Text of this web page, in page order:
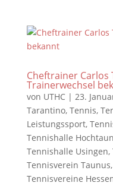
Cheftrainer
Trainerwechsel
von UTHC| 23.
Tarantino, Tennis,
Leistungssport,
Tennishalle
Tennishalle Usingen,
Tennisverein Taunus,
Tennisvereine